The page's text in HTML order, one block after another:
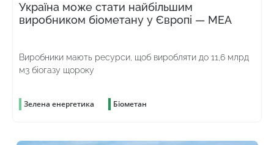
Україна може стати найбільшим
виробником біометану у Європі — МЕА
Виробники мають ресурси, щоб виробляти до 11,6 млрд
м3 біогазу щороку
Зелена енергетика Біометан